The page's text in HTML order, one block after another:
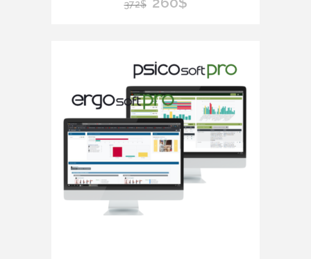
372$
372$.
260$.